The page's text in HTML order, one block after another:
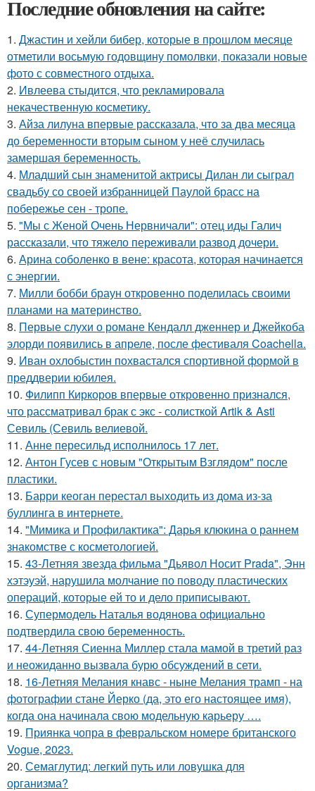
Последние обновления на сайте:
1. Джастин и хейли бибер, которые в прошлом месяце
отметили восьмую годовщину помолвки, показали новые
фото с совместного отдыха.
2. Ивлеева стыдится, что рекламировала
некачественную косметику.
3. Айза лилуна впервые рассказала, что за два месяца
до беременности вторым сыном у неё случилась
замершая беременность.
4. Младший сын знаменитой актрисы Дилан ли сыграл
свадьбу со своей избранницей Паулой брасс на
побережье сен - тропе.
5. "Мы с Женой Очень Нервничали": отец иды Галич
рассказали, что тяжело переживали развод дочери.
6. Арина соболенко в вене: красота, которая начинается
с энергии.
7. Милли бобби браун откровенно поделилась своими
планами на материнство.
8. Первые слухи о романе Кендалл дженнер и Джейкоба
элорди появились в апреле, после фестиваля Coachella.
9. Иван охлобыстин похвастался спортивной формой в
преддверии юбилея.
10. Филипп Киркоров впервые откровенно признался,
что рассматривал брак с экс - солисткой Artik & Asti
Севиль (Севиль велиевой.
11. Анне пересильд исполнилось 17 лет.
12. Антон Гусев с новым "Открытым Взглядом" после
пластики.
13. Барри кеоган перестал выходить из дома из-за
буллинга в интернете.
14. "Мимика и Профилактика": Дарья клюкина о раннем
знакомстве с косметологией.
15. 43-Летняя звезда фильма "Дьявол Носит Prada", Энн
хэтэуэй, нарушила молчание по поводу пластических
операций, которые ей то и дело приписывают.
16. Супермодель Наталья водянова официально
подтвердила свою беременность.
17. 44-Летняя Сиенна Миллер стала мамой в третий раз
и неожиданно вызвала бурю обсуждений в сети.
18. 16-Летняя Мелания кнавс - ныне Мелания трамп - на
фотографии стане Йерко (да, это его настоящее имя),
когда она начинала свою модельную карьеру ….
19. Приянка чопра в февральском номере британского
Vogue, 2023.
20. Семаглутид: легкий путь или ловушка для
организма?